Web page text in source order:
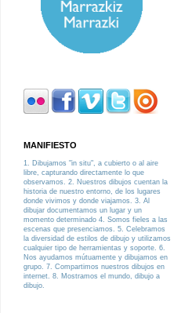
MANIFIESTO
1. Dibujamos "in situ", a cubierto o al aire
libre, capturando directamente lo que
observamos. 2. Nuestros dibujos cuentan la
historia de nuestro entorno, de los lugares
donde vivimos y donde viajamos. 3. Al
dibujar documentamos un lugar y un
momento determinado 4. Somos fieles a las
escenas que presenciamos. 5. Celebramos
la diversidad de estilos de dibujo y utilizamos
cualquier tipo de herramientas y soporte. 6.
Nos ayudamos mútuamente y dibujamos en
grupo. 7. Compartimos nuestros dibujos en
internet. 8. Mostramos el mundo, dibujo a
dibujo.